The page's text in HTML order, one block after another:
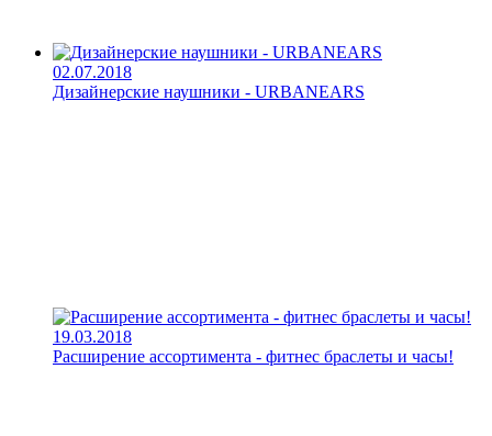
02.07.2018
Дизайнерские наушники - URBANEARS
19.03.2018
Расширение ассортимента - фитнес браслеты и часы!